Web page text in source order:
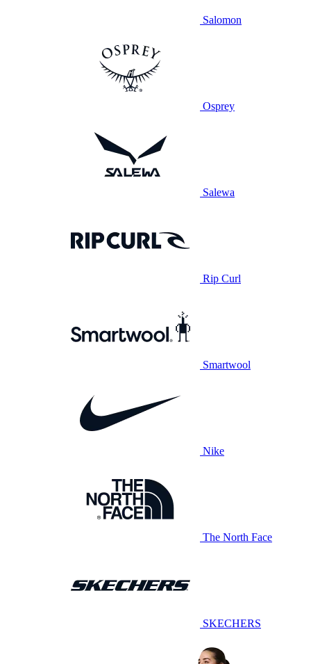
Salomon
Osprey
Salewa
Rip Curl
Smartwool
Nike
The North Face
SKECHERS